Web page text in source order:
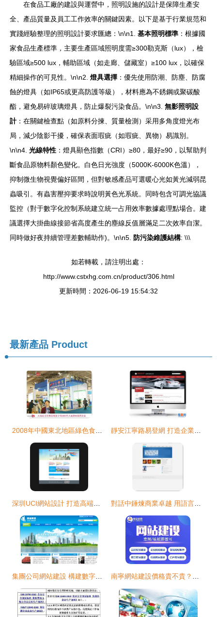
在食品工廠的建設與運營中，照明設施的設計是保障生產安
全、產品質量及員工工作效率的關鍵因素。以下是基于行業規范和
實踐經驗整理的照明設計要求匯總：\n\n1. 基本照明標準 ：根據國
家食品生產標準，主要生產區域照明度需≥300勒克斯（lux），檢
驗區域≥500 lux，輔助區域（如走廊、儲藏室）≥100 lux，以確保
精細操作的可見性。\n\n2. 燈具選擇 ：優先使用防潮、防塵、防腐
蝕的燈具（如IP65或更高防護等級），材料應為不銹鋼或聚碳酸
酯，避免易碎玻璃燈具，防止爆裂污染食品。\n\n3. 無影照明設
計：在關鍵檢查點（如原料分揀、質量檢測）采用多角度燈光布
局，減少陰影干擾，確保表面瑕疵（如瑕疵、異物）易識別。
\n\n4. 光線特性 ：燈具顯色指數（CRI）≥80，最好≥90，以幫助判
斷食品原物料顏色變化。白色日光強度（5000K-6000K色溫），
抑制微生物視覺偏好區間，但對敏感產品可選暖心光如黃光減弱昆
蟲吸引。有蟲害壓抑要求時說明黃色光系統。同時包含可調光協議
監控（對于數字化控制系統建立統一占用效率數據處理點場合。建
議選擇大掛曲線接節省高度產生的塵線反值層滿足二次效率自潔。
同時做好夜持續管理差數輔助作)。\n\n5. 防污染維護結構: \\\
如若轉載，請注明出處：
http://www.cstxhg.com.cn/product/306.html
更新時間：2026-06-19 15:54:32
最新產品 Product
2008年中國東北地區綠色食品博覽會 大連紅方塊展覽公司助力展覽制作與網站建設 靜安江寧路易登網 打造企業數字化新名片
深圳UCI網站設計 打造高端數字品牌形象的專業伙伴 對話中錘煉商業卓越 用語言織綱的戰略交流體系
集團公司網站建設 構建數字化企業門面的關鍵步驟 南寧網站建設價格貴不貴？主要還是要看這幾個關鍵因素